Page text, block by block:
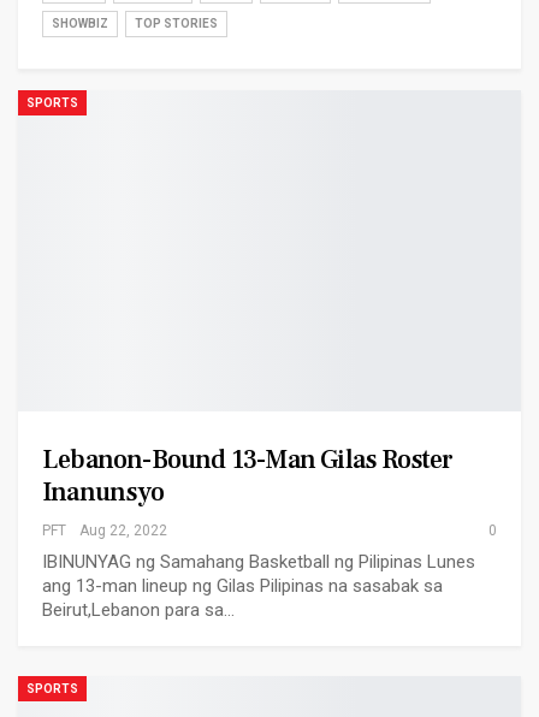
SHOWBIZ TOP STORIES
SPORTS
Lebanon-Bound 13-Man Gilas Roster
Inanunsyo
PFT Aug 22, 2022 0
IBINUNYAG ng Samahang Basketball ng Pilipinas Lunes
ang 13-man lineup ng Gilas Pilipinas na sasabak sa
Beirut,Lebanon para sa…
SPORTS